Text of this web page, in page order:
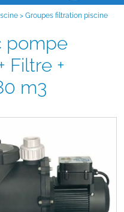
> Groupes filtration piscine
Filtre +
m3